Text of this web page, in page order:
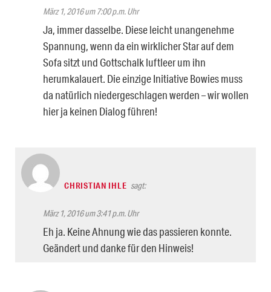
März 1, 2016 um 7:00 p.m. Uhr
Ja, immer dasselbe. Diese leicht unangenehme
Spannung, wenn da ein wirklicher Star auf dem
Sofa sitzt und Gottschalk luftleer um ihn
herumkalauert. Die einzige Initiative Bowies muss
da natürlich niedergeschlagen werden – wir wollen
hier ja keinen Dialog führen!
CHRISTIAN IHLE sagt:
März 1, 2016 um 3:41 p.m. Uhr
Eh ja. Keine Ahnung wie das passieren konnte.
Geändert und danke für den Hinweis!